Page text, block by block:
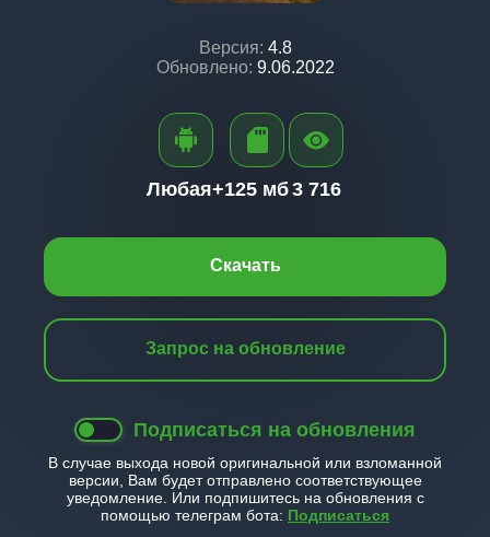
Версия: 4.8
Обновлено: 9.06.2022
Скачать
Запрос на обновление
Подписаться на обновления
В случае выхода новой оригинальной или взломанной
версии, Вам будет отправлено соответствующее
уведомление. Или подпишитесь на обновления с
помощью телеграм бота: Подписаться
Любая+125 мб3 716